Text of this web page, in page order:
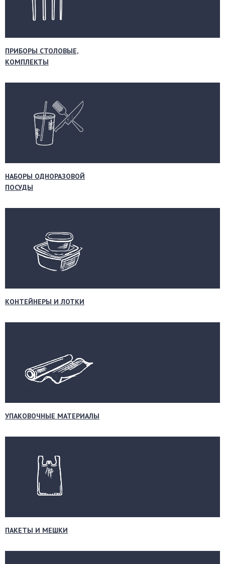
ПРИБОРЫ СТОЛОВЫЕ,
КОМПЛЕКТЫ
НАБОРЫ ОДНОРАЗОВОЙ
ПОСУДЫ
КОНТЕЙНЕРЫ И ЛОТКИ
УПАКОВОЧНЫЕ МАТЕРИАЛЫ
ПАКЕТЫ И МЕШКИ